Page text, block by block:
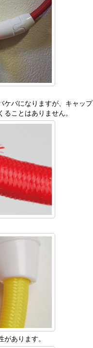
ケバになりますが、キャップ
ことはありません。
あります。